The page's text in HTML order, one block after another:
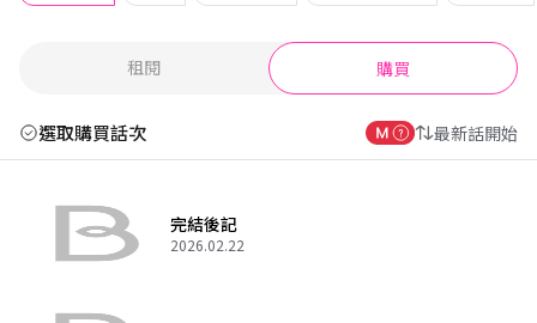
租閱 購買
選取購買話次 最新話開始
完結後記
2026.02.22